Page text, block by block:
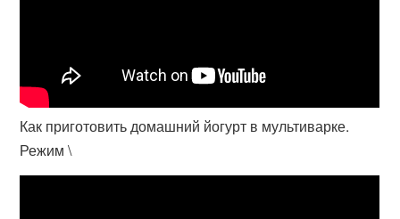
Как приготовить домашний йогурт в мультиварке.
Режим \